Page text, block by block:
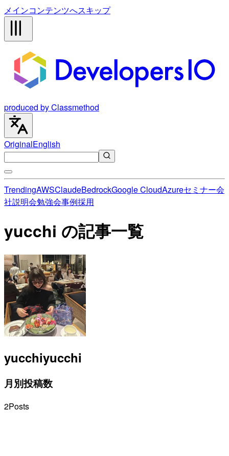
メインコンテンツへスキップ
produced by Classmethod
OriginalEnglish
TrendingAWSClaudeBedrockGoogle CloudAzureセミナー会
社説明会勉強会事例採用
yucchi の記事一覧
yucchiyucchi
月別投稿数
2Posts